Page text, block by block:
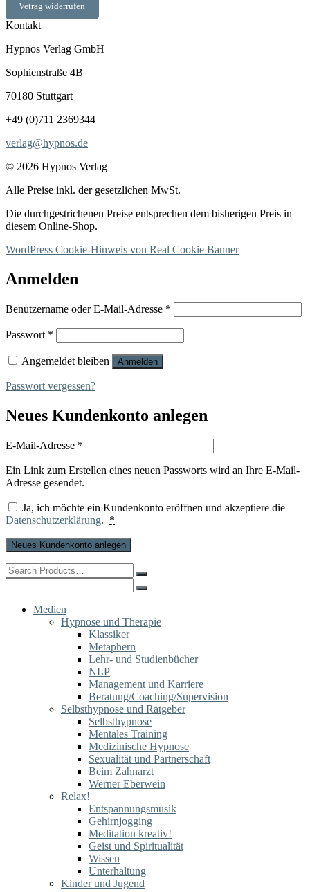
Vetrag widerrufen
Kontakt
Hypnos Verlag GmbH
Sophienstraße 4B
70180 Stuttgart
+49 (0)711 2369344
verlag@hypnos.de
© 2026 Hypnos Verlag
Alle Preise inkl. der gesetzlichen MwSt.
Die durchgestrichenen Preise entsprechen dem bisherigen Preis in
diesem Online-Shop.
WordPress Cookie-Hinweis von Real Cookie Banner
Anmelden
Benutzername oder E-Mail-Adresse *
Passwort *
Angemeldet bleiben Anmelden
Passwort vergessen?
Neues Kundenkonto anlegen
E-Mail-Adresse *
Ein Link zum Erstellen eines neuen Passworts wird an Ihre E-Mail-
Adresse gesendet.
Ja, ich möchte ein Kundenkonto eröffnen und akzeptiere die
Datenschutzerklärung. *
Neues Kundenkonto anlegen
Search
for:
for:
Medien
Hypnose und Therapie
Klassiker
Metaphern
Lehr- und Studienbücher
NLP
Management und Karriere
Beratung/Coaching/Supervision
Selbsthypnose und Ratgeber
Selbsthypnose
Mentales Training
Medizinische Hypnose
Sexualität und Partnerschaft
Beim Zahnarzt
Werner Eberwein
Relax!
Entspannungsmusik
Gehirnjogging
Meditation kreativ!
Geist und Spiritualität
Wissen
Unterhaltung
Kinder und Jugend